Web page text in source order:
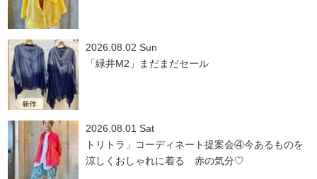
2026.08.02 Sun
「緑井M2」まだまだセール
2026.08.01 Sat
トリトラ」コーディネート提案会④今あるものを
涼しくおしゃれに着る 赤の気分♡